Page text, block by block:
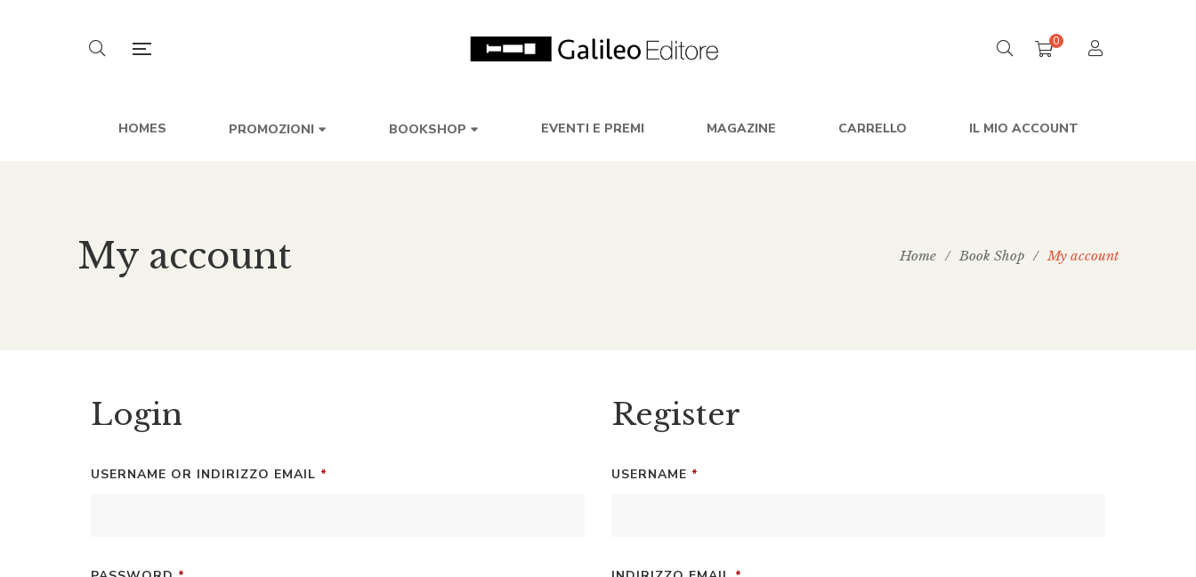
0
HOMES PROMOZIONI BOOKSHOP EVENTI E PREMI MAGAZINE CARRELLO IL MIO ACCOUNT
My account Home / Book Shop / My account
Login
USERNAME OR INDIRIZZO EMAIL *
Register
USERNAME *